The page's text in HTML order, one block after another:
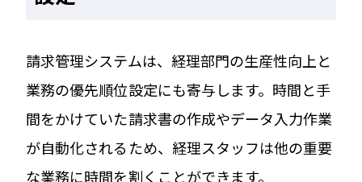
請求管理システムは、経理部門の生産性向上と
業務の優先順位設定にも寄与します。時間と手
間をかけていた請求書の作成やデータ入力作業
が自動化されるため、経理スタッフは他の重要
な業務に時間を割くことができます。